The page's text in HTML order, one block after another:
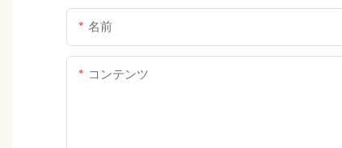
名前
コンテンツ